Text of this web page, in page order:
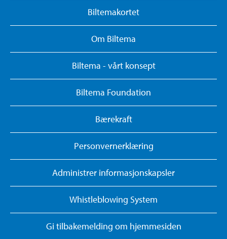
Biltemakortet
Om Biltema
Biltema - vårt konsept
Biltema Foundation
Bærekraft
Personvernerklæring
Administrer informasjonskapsler
Whistleblowing System
Gi tilbakemelding om hjemmesiden